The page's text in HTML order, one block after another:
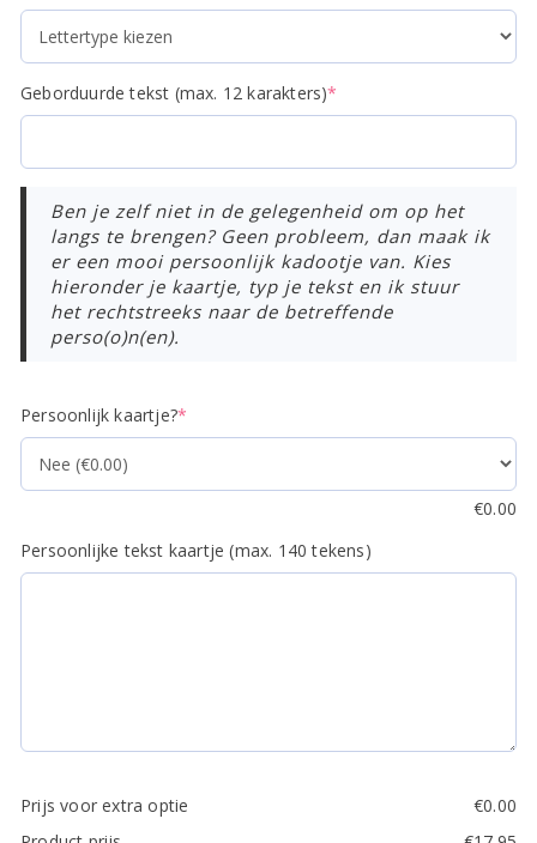
Geborduurde tekst (max. 12 karakters)*
Ben je zelf niet in de gelegenheid om op het
langs te brengen? Geen probleem, dan maak ik
er een mooi persoonlijk kadootje van. Kies
hieronder je kaartje, typ je tekst en ik stuur
het rechtstreeks naar de betreffende
perso(o)n(en).
Persoonlijk kaartje?*
€0.00
Persoonlijke tekst kaartje (max. 140 tekens)
Prijs voor extra optie €0.00